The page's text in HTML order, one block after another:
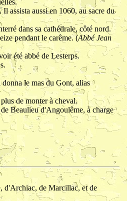
assista aussi en 1060, au sacre du
dans sa cathédrale, côté nord.
pendant le carême. (Abbé Jean
été abbé de Lesterps.
le mas du Gont, alias
de monter à cheval.
Beaulieu d'Angoulême, à charge
d'Archiac, de Marcillac, et de